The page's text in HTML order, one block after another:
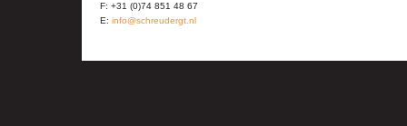
F: +31 (0)74 851 48 67
E: info@schreudergt.nl